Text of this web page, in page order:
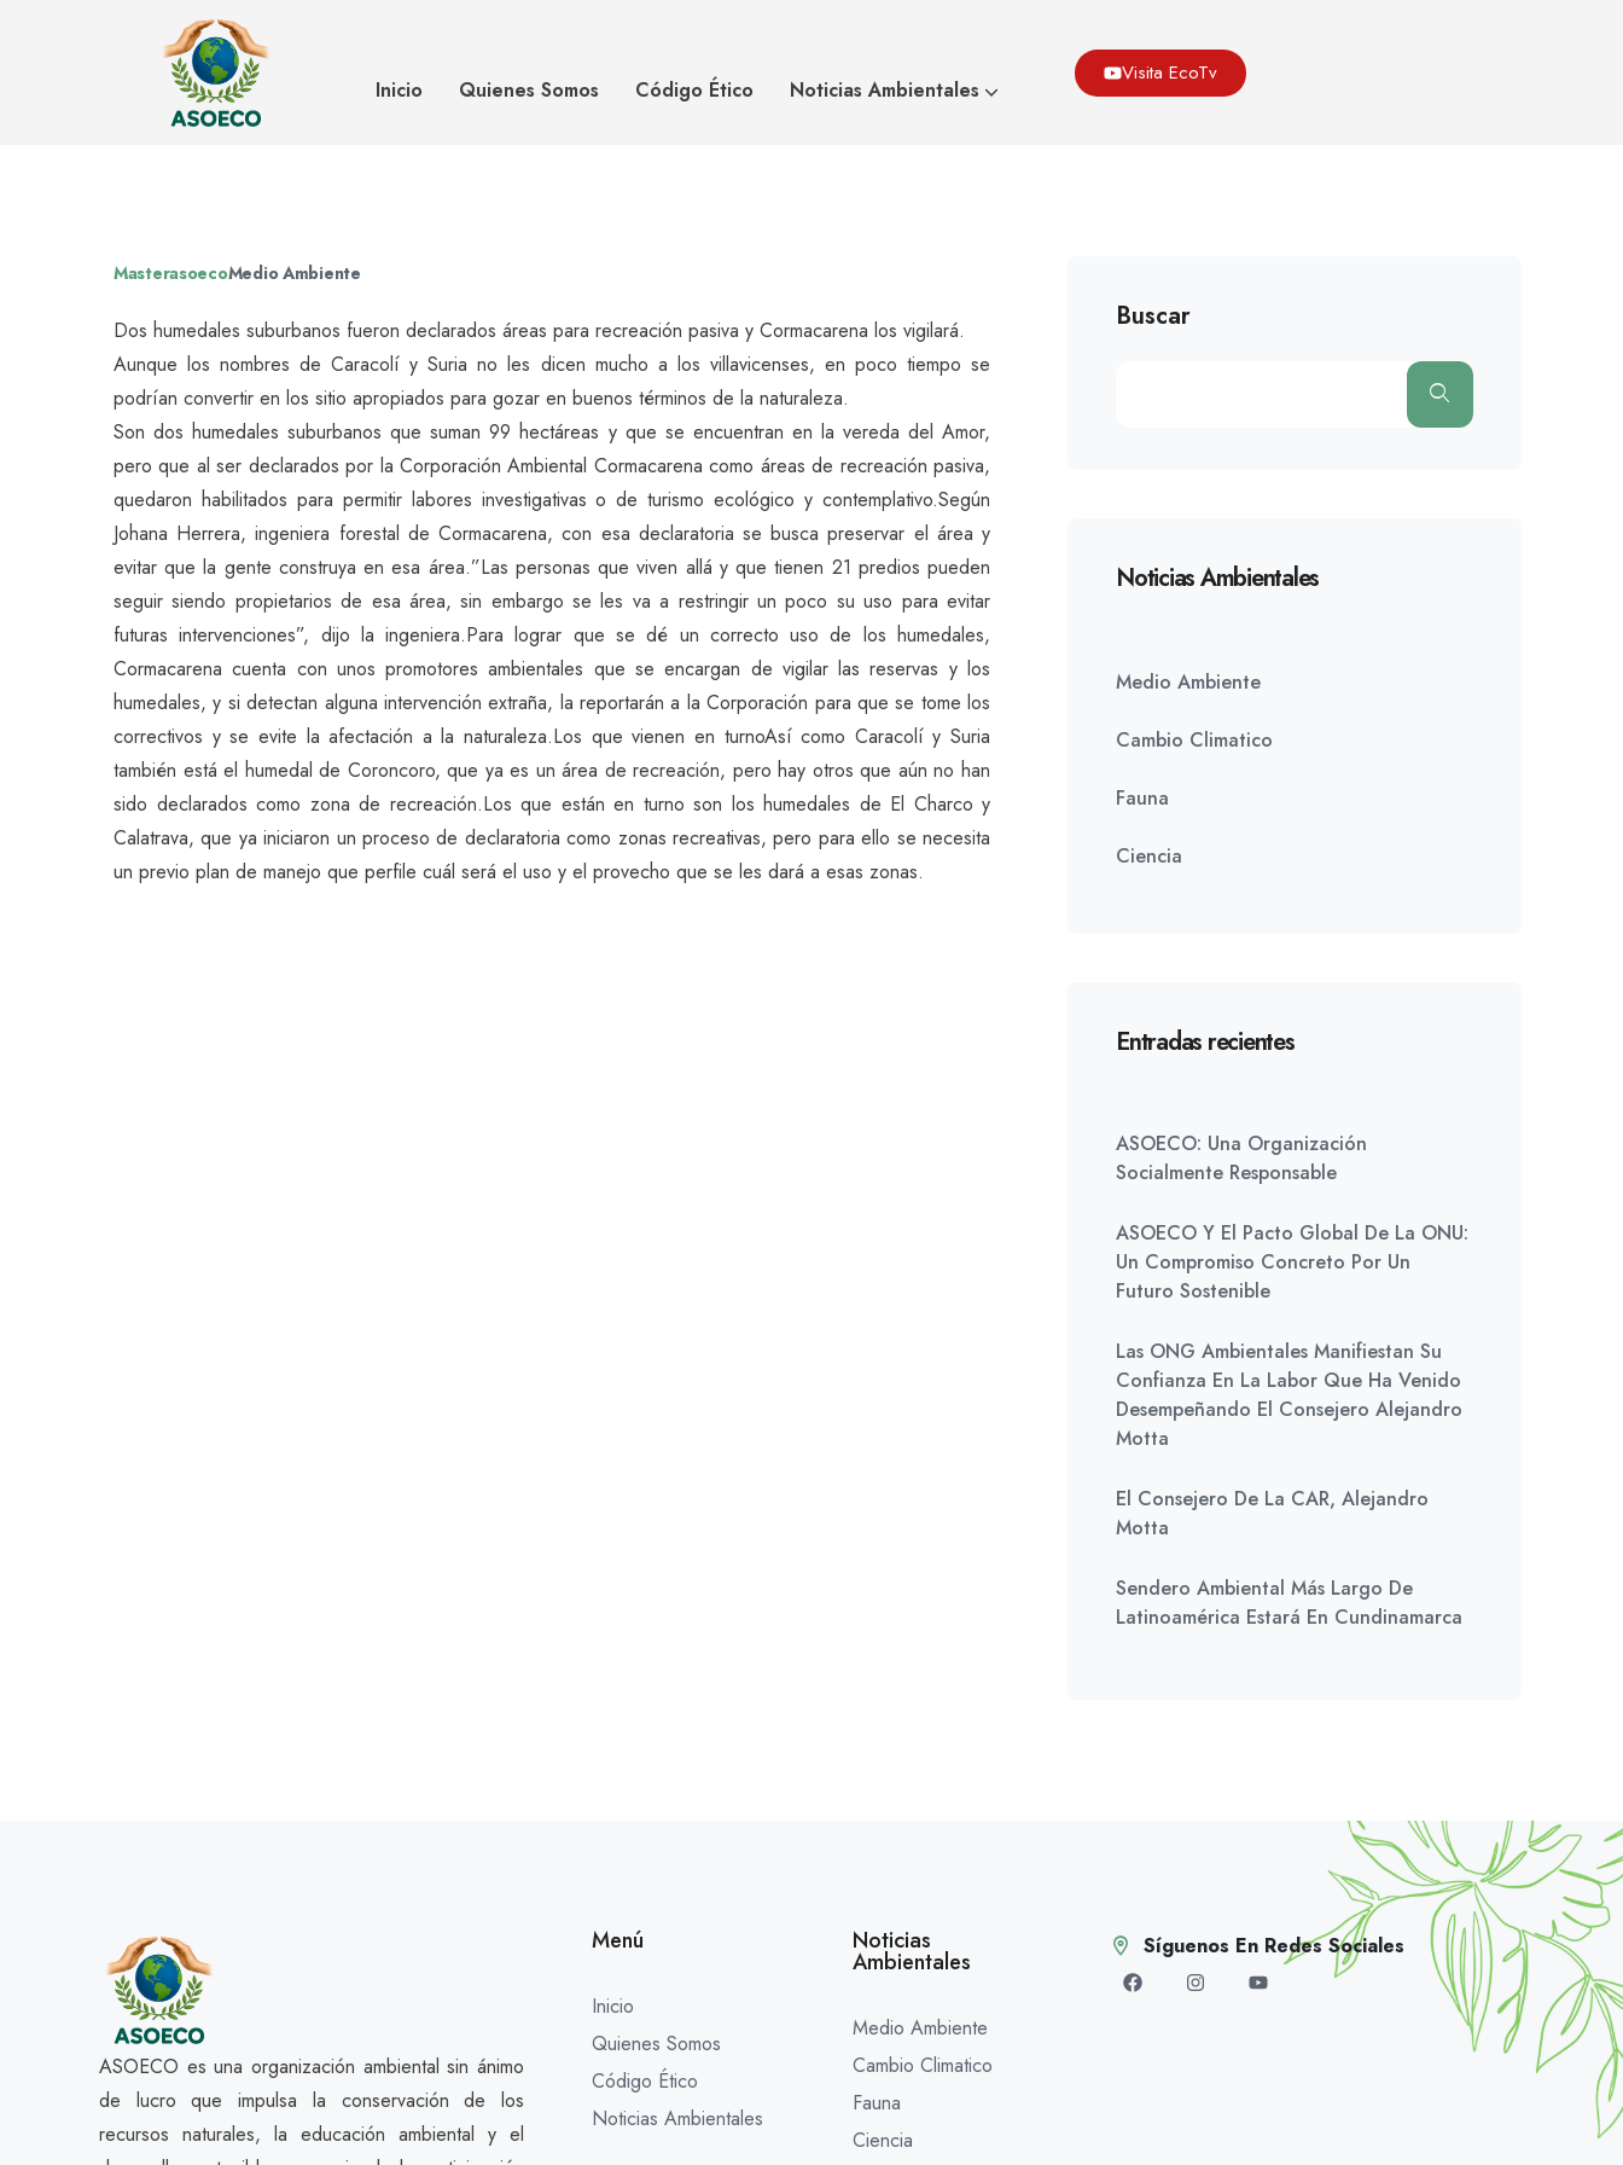
Inicio Quienes Somos Código Ético Noticias Ambientales
Visita EcoTv
Humedales de Villavo están abiertos para la
investigación y recreación
Humedales De Villavo Están Abiertos Para La Investigación Y Recreación
MasterasoecoMedio Ambiente
Dos humedales suburbanos fueron declarados áreas para recreación pasiva y Cormacarena los vigilará.
Aunque los nombres de Caracolí y Suria no les dicen mucho a los villavicenses, en poco tiempo se
podrían convertir en los sitio apropiados para gozar en buenos términos de la naturaleza.
Son dos humedales suburbanos que suman 99 hectáreas y que se encuentran en la vereda del Amor,
pero que al ser declarados por la Corporación Ambiental Cormacarena como áreas de recreación pasiva,
quedaron habilitados para permitir labores investigativas o de turismo ecológico y contemplativo.Según
Johana Herrera, ingeniera forestal de Cormacarena, con esa declaratoria se busca preservar el área y
evitar que la gente construya en esa área.”Las personas que viven allá y que tienen 21 predios pueden
seguir siendo propietarios de esa área, sin embargo se les va a restringir un poco su uso para evitar
futuras intervenciones”, dijo la ingeniera.Para lograr que se dé un correcto uso de los humedales,
Cormacarena cuenta con unos promotores ambientales que se encargan de vigilar las reservas y los
humedales, y si detectan alguna intervención extraña, la reportarán a la Corporación para que se tome los
correctivos y se evite la afectación a la naturaleza.Los que vienen en turnoAsí como Caracolí y Suria
también está el humedal de Coroncoro, que ya es un área de recreación, pero hay otros que aún no han
sido declarados como zona de recreación.Los que están en turno son los humedales de El Charco y
Calatrava, que ya iniciaron un proceso de declaratoria como zonas recreativas, pero para ello se necesita
un previo plan de manejo que perfile cuál será el uso y el provecho que se les dará a esas zonas.
Buscar
Noticias Ambientales
Medio Ambiente
Cambio Climatico
Fauna
Ciencia
Entradas recientes
ASOECO: Una Organización
Socialmente Responsable
ASOECO Y El Pacto Global De La ONU:
Un Compromiso Concreto Por Un
Futuro Sostenible
Las ONG Ambientales Manifiestan Su
Confianza En La Labor Que Ha Venido
Desempeñando El Consejero Alejandro
Motta
El Consejero De La CAR, Alejandro
Motta
Sendero Ambiental Más Largo De
Latinoamérica Estará En Cundinamarca
ASOECO es una organización ambiental sin ánimo
de lucro que impulsa la conservación de los
recursos naturales, la educación ambiental y el
Menú
Inicio
Quienes Somos
Código Ético
Noticias Ambientales
Noticias
Ambientales
Medio Ambiente
Cambio Climatico
Fauna
Ciencia
Síguenos En Redes Sociales